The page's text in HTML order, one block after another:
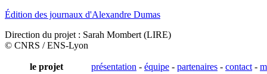
Édition des journaux d'Alexandre Dumas
Direction du projet : Sarah Mombert (LIRE)
© CNRS / ENS-Lyon
le projet présentation - équipe - partenaires - contact -